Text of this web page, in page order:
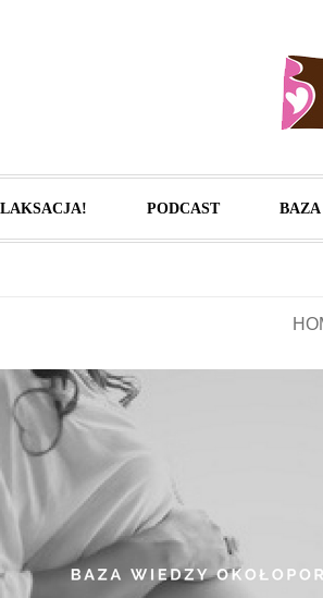
PODCAST